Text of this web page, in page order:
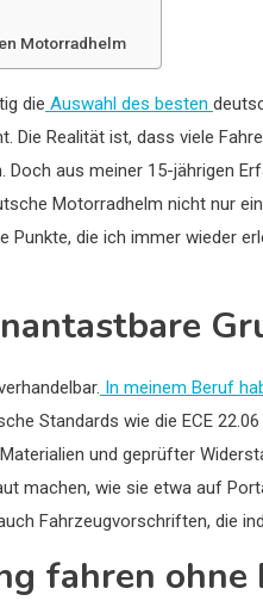
Motorradhelm
die Auswahl des besten
Die Realität ist, dass viele
Doch aus meiner 15-jährigen
Motorradhelm nicht nur
Punkte, die ich immer wieder
In meinem Beruf
Standards wie die ECE
und geprüfter
machen, wie sie etwa auf
Fahrzeugvorschriften, die
fahren